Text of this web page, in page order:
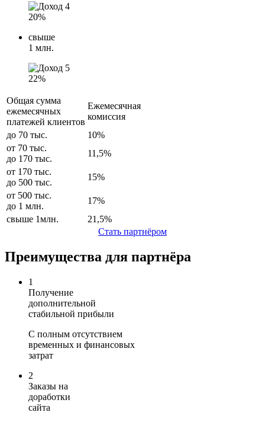
20%
свыше
1 млн.
22%
Общая сумма
ежемесячных
платежей клиентов
Ежемесячная
комиссия
до 70 тыс.
10%
от 70 тыс.
до 170 тыс.
11,5%
от 170 тыс.
до 500 тыс.
15%
от 500 тыс.
до 1 млн.
17%
свыше 1млн.
21,5%
Стать партнёром
Преимущества для партнёра
1
Получение
дополнительной
стабильной прибыли
С полным отсутствием
временных и финансовых
затрат
2
Заказы на
доработки
сайта